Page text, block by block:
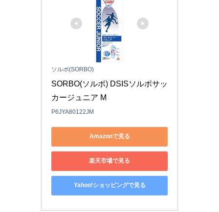
ソルボ(SORBO)
SORBO(ソルボ) DSISソルボサッ
カージュニア M
P6JYA80122JM
Amazonで見る
楽天市場で見る
Yahoo!ショッピングで見る